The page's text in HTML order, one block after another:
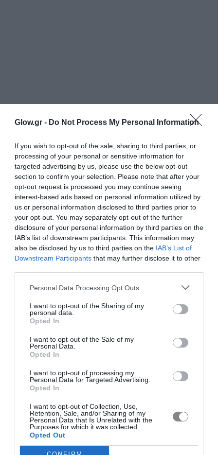
Glow.gr - Do Not Process My Personal Information
If you wish to opt-out of the sale, sharing to third parties, or
processing of your personal or sensitive information for
targeted advertising by us, please use the below opt-out
section to confirm your selection. Please note that after your
opt-out request is processed you may continue seeing
interest-based ads based on personal information utilized by
us or personal information disclosed to third parties prior to
your opt-out. You may separately opt-out of the further
disclosure of your personal information by third parties on the
IAB’s list of downstream participants. This information may
also be disclosed by us to third parties on the IAB’s List of
Downstream Participants that may further disclose it to other
Personal Data Processing Opt Outs
I want to opt-out of the Sharing of my
personal data.
Opted In
I want to opt-out of the Sale of my
Personal Data.
Opted In
I want to opt-out of processing my
Personal Data for Targeted Advertising.
Opted In
I want to opt-out of Collection, Use,
Retention, Sale, and/or Sharing of my
Personal Data that Is Unrelated with the
Purposes for which it was collected.
Opted Out